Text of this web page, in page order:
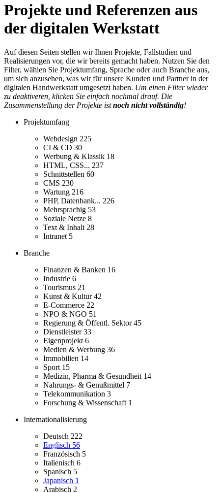
Projekte und Referenzen aus
der digitalen Werkstatt
Auf diesen Seiten stellen wir Ihnen Projekte, Fallstudien und
Realisierungen vor, die wir bereits gemacht haben. Nutzen Sie den
Filter, wählen Sie Projektumfang, Sprache oder auch Branche aus,
um sich anzusehen, was wir für unsere Kunden und Partner in der
digitalen Handwerkstatt umgesetzt haben. Um einen Filter wieder
zu deaktiveren, klicken Sie einfach nochmal drauf. Die
Zusammenstellung der Projekte istnoch nicht vollständig!
Projektumfang
Webdesign 225
CI & CD 30
Werbung & Klassik 18
HTML, CSS... 237
Schnittstellen 60
CMS 230
Wartung 216
PHP, Datenbank... 226
Mehrsprachig 53
Soziale Netze 8
Text & Inhalt 28
Intranet 5
Branche
Finanzen & Banken 16
Industrie 6
Tourismus 21
Kunst & Kultur42
E-Commerce 22
NPO & NGO 51
Regierung & Öffentl. Sektor45
Dienstleister33
Eigenprojekt 6
Medien & Werbung 36
Immobilien 14
Sport 15
Medizin, Pharma & Gesundheit 14
Nahrungs- & Genußmittel 7
Telekommunikation 3
Forschung & Wissenschaft 1
Internationalisierung
Deutsch 222
Englisch 56
Französisch 5
Italienisch 6
Spanisch 5
Japanisch 1
Arabisch 2